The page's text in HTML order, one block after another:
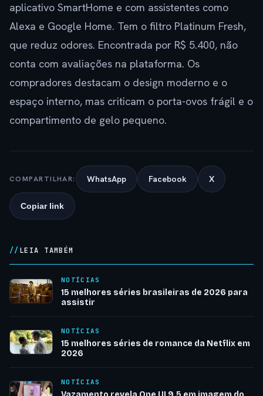
aplicativo SmartHome e com assistentes como
Alexa e Google Home. Tem o filtro Platinum Fresh,
que reduz odores. Encontrada por R$ 5.400, não
conta com avaliações na plataforma. Os
compradores destacam o design moderno e o
espaço interno, mas criticam o porta-ovos frágil e o
compartimento de gelo pequeno.
COMPARTILHAR: WhatsApp Facebook X
Copiar link
LEIA TAMBÉM
NOTÍCIAS
15 melhores séries brasileiras de 2026 para
assistir
NOTÍCIAS
15 melhores séries de romance da Netflix em
2026
NOTÍCIAS